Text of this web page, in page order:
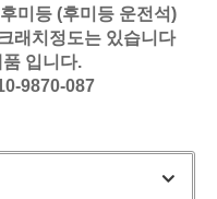
미등 (후미등 운전석)
래치정도는 있습니다
입니다.
9870-087